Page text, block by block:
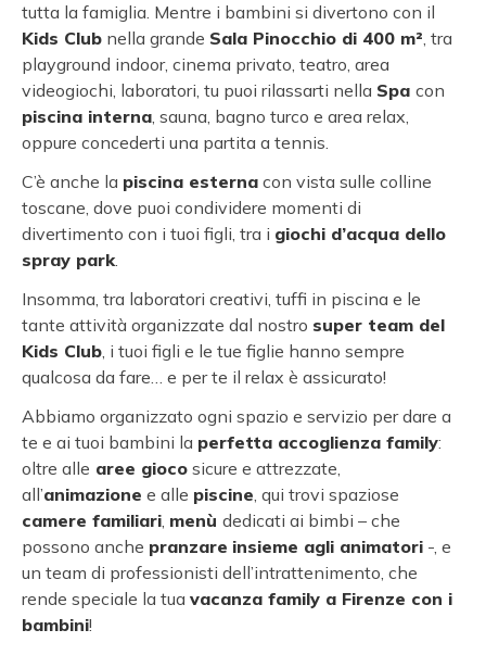
tutta la famiglia. Mentre i bambini si divertono con il
Kids Club nella grande Sala Pinocchio di 400 m², tra
playground indoor, cinema privato, teatro, area
videogiochi, laboratori, tu puoi rilassarti nella Spa con
piscina interna, sauna, bagno turco e area relax,
oppure concederti una partita a tennis.
C’è anche la piscina esterna con vista sulle colline
toscane, dove puoi condividere momenti di
divertimento con i tuoi figli, tra i giochi d’acqua dello
spray park.
Insomma, tra laboratori creativi, tuffi in piscina e le
tante attività organizzate dal nostro super team del
Kids Club, i tuoi figli e le tue figlie hanno sempre
qualcosa da fare… e per te il relax è assicurato!
Abbiamo organizzato ogni spazio e servizio per dare a
te e ai tuoi bambini la perfetta accoglienza family:
oltre alle aree gioco sicure e attrezzate,
all’animazione e alle piscine, qui trovi spaziose
camere familiari, menù dedicati ai bimbi – che
possono anche pranzare insieme agli animatori -, e
un team di professionisti dell’intrattenimento, che
rende speciale la tua vacanza family a Firenze con i
bambini!